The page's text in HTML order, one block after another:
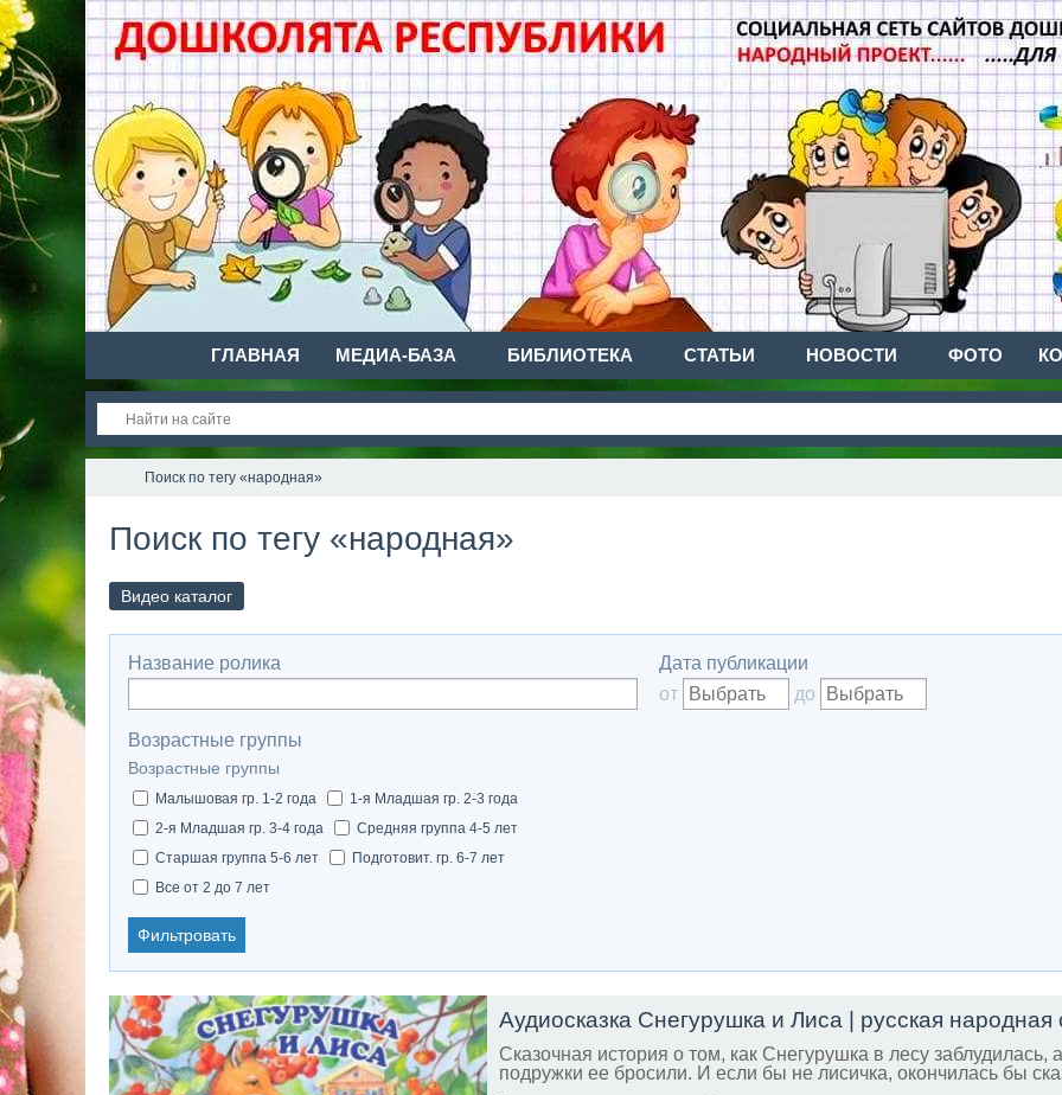
ГЛАВНАЯ МЕДИА-БАЗА БИБЛИОТЕКА СТАТЬИ НОВОСТИ ФОТО
Поиск по тегу «народная»
Поиск по тегу «народная»
Видео каталог
Название ролика
Дата публикации
от
до
Возрастные группы
Возрастные группы
Малышовая гр. 1-2 года
1-я Младшая гр. 2-3 года
2-я Младшая гр. 3-4 года
Средняя группа 4-5 лет
Старшая группа 5-6 лет
Подготовит. гр. 6-7 лет
Все от 2 до 7 лет
Фильтровать
Сказочная история о том, как Снегурушка в лесу заблудилась,
подружки ее бросили. И если бы не лисичка, окончилась бы